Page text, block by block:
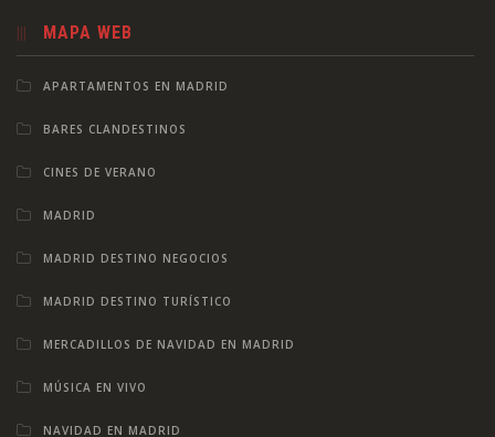
MAPA WEB
APARTAMENTOS EN MADRID
BARES CLANDESTINOS
CINES DE VERANO
MADRID
MADRID DESTINO NEGOCIOS
MADRID DESTINO TURÍSTICO
MERCADILLOS DE NAVIDAD EN MADRID
MÚSICA EN VIVO
NAVIDAD EN MADRID